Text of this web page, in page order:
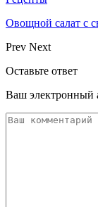
Овощной салат с
Prev Next
Оставьте ответ
Ваш электронный